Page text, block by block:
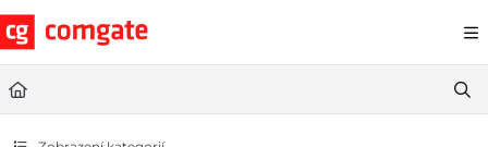
Documentation Index
Fetch the complete documentation index at: https://
Use this file to discover all available pages before exploring further.